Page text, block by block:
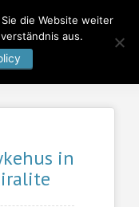
in
die Website weiter
aus.